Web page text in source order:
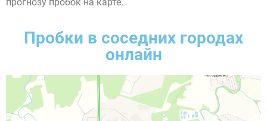
Пробки в соседних городах
онлайн